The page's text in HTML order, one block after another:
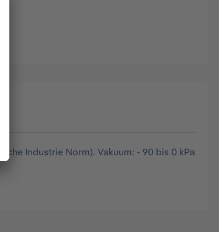
Industrie Norm). Vakuum: - 90 bis 0 kPa